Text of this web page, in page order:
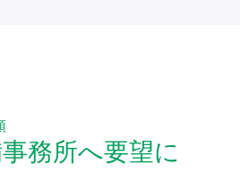
務所へ要望に